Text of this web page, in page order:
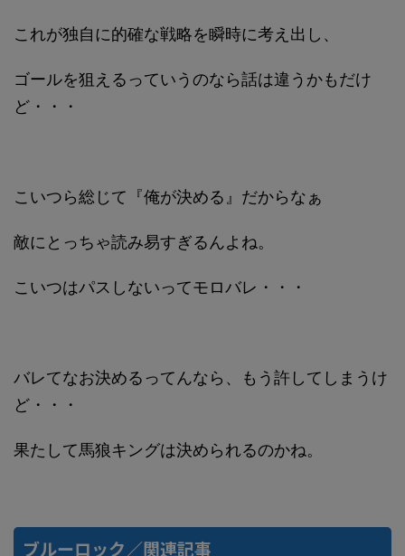
これが独自に的確な戦略を瞬時に考え出し、
ゴールを狙えるっていうのなら話は違うかもだけ
ど・・・
こいつら総じて『俺が決める』だからなぁ
敵にとっちゃ読み易すぎるんよね。
こいつはパスしないってモロバレ・・・
バレてなお決めるってんなら、もう許してしまうけ
ど・・・
果たして馬狼キングは決められるのかね。
ブルーロック／関連記事